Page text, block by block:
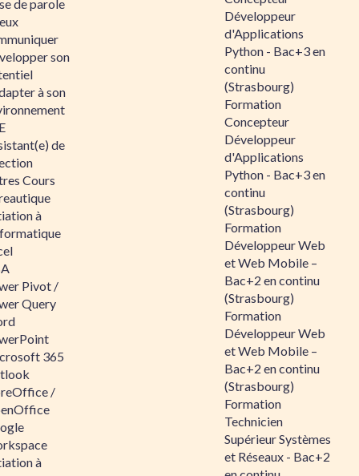
de parole
son
à son
de
Cours
à
Pivot /
Query
365
/
à
Développeur
d'Applications
Python - Bac+3 en
continu
(Strasbourg)
Formation
Concepteur
Développeur
d'Applications
Python - Bac+3 en
continu
(Strasbourg)
Formation
Développeur Web
et Web Mobile –
Bac+2 en continu
(Strasbourg)
Formation
Développeur Web
et Web Mobile –
Bac+2 en continu
(Strasbourg)
Formation
Technicien
Supérieur Systèmes
et Réseaux - Bac+2